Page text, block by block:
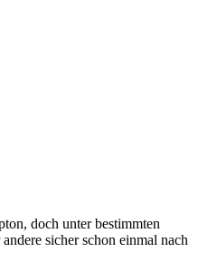
doch unter bestimmten
sicher schon einmal nach